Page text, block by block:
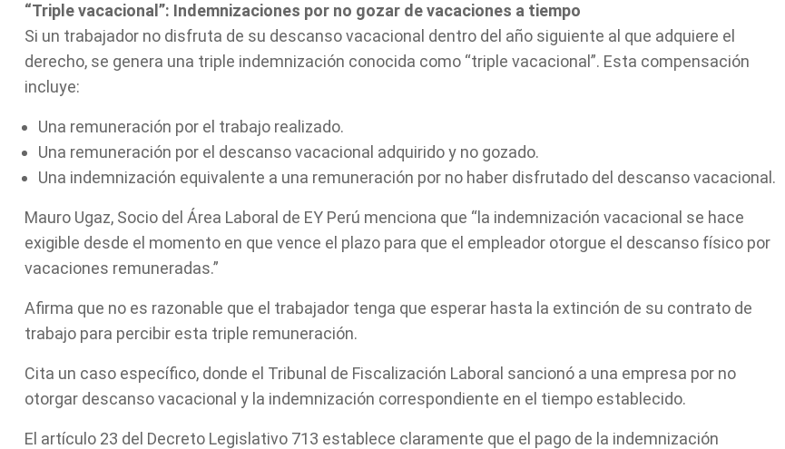
“Triple vacacional”: Indemnizaciones por no gozar de vacaciones a tiempo
Si un trabajador no disfruta de su descanso vacacional dentro del año siguiente al que adquiere el
derecho, se genera una triple indemnización conocida como “triple vacacional”. Esta compensación
incluye:
Una remuneración por el trabajo realizado.
Una remuneración por el descanso vacacional adquirido y no gozado.
Una indemnización equivalente a una remuneración por no haber disfrutado del descanso vacacional.
Mauro Ugaz, Socio del Área Laboral de EY Perú menciona que “la indemnización vacacional se hace
exigible desde el momento en que vence el plazo para que el empleador otorgue el descanso físico por
vacaciones remuneradas.”
Afirma que no es razonable que el trabajador tenga que esperar hasta la extinción de su contrato de
trabajo para percibir esta triple remuneración.
Cita un caso específico, donde el Tribunal de Fiscalización Laboral sancionó a una empresa por no
otorgar descanso vacacional y la indemnización correspondiente en el tiempo establecido.
El artículo 23 del Decreto Legislativo 713 establece claramente que el pago de la indemnización